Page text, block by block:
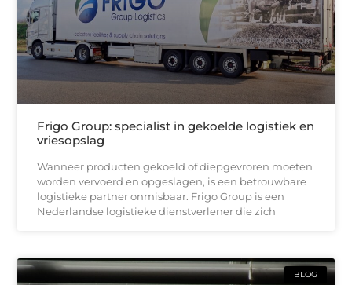
Frigo Group: specialist in gekoelde logistiek en
vriesopslag
Wanneer producten gekoeld of diepgevroren moeten
worden vervoerd en opgeslagen, is een betrouwbare
logistieke partner onmisbaar. Frigo Group is een
Nederlandse logistieke dienstverlener die zich
BLOG